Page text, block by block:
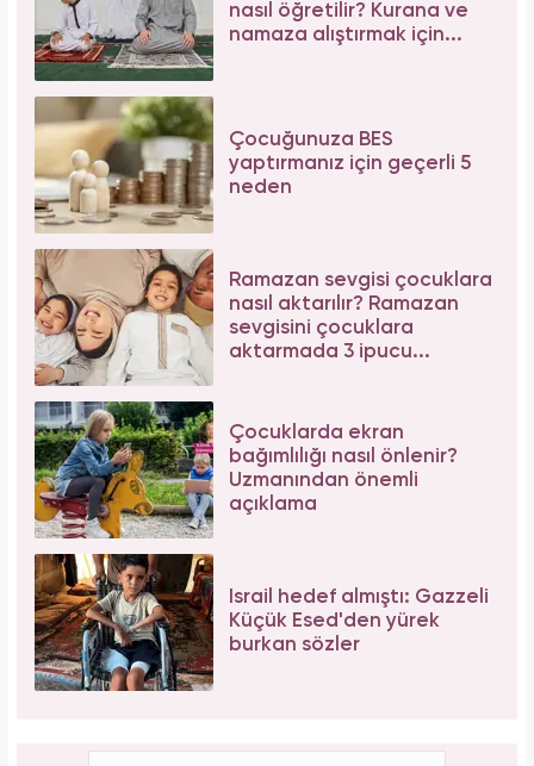
nasıl öğretilir? Kurana ve
namaza alıştırmak için...
Çocuğunuza BES
yaptırmanız için geçerli 5
neden
Ramazan sevgisi çocuklara
nasıl aktarılır? Ramazan
sevgisini çocuklara
aktarmada 3 ipucu...
Çocuklarda ekran
bağımlılığı nasıl önlenir?
Uzmanından önemli
açıklama
İsrail hedef almıştı: Gazzeli
Küçük Esed'den yürek
burkan sözler